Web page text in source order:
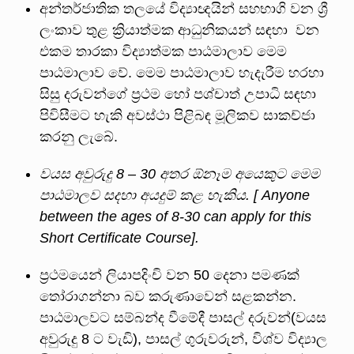
අන්තර්ජාතික තලයේ විද්‍යාඥයින් සහභාගි වන ශ්‍රී
ලංකාව තුළ ක්‍රියාත්මක ආධුනිකයන් සඳහා වන
එකම තාරකා විද්‍යාත්මක පාඨමාලාව මෙම
පාඨමාලාව වේ. මෙම පාඨමාලාව හැදැරීම හරහා
සිසු දරුවන්ගේ ප්‍රථම හෝ පශ්චාත් උපාධි සඳහා
පිවිසීමට හැකි අවස්ථා පිළිබඳ මූලිකව සාකච්ජා
කරනු ලැබේ.
වයස අවුරුදු8 – 30 අතර ඕනෑම අයෙකුට මෙම
පාඨමාලව සදහා අයදුම් කළ හැකිය. [ Anyone
between the ages of 8-30 can apply for this
Short Certificate Course].
ප්‍රථමයෙන් ලියාපදිංචි වන 50 දෙනා පමණක්
තෝරාගන්නා බව කරුණාවෙන් සළකන්න.
පාඨමාලවට සම්බන්ද වීමේදී පාසල් දරුවන්(වයස
අවුරුදු 8 ට වැඩි), පාසල් ගුරුවරුන්, විශ්ව විද්‍යාල